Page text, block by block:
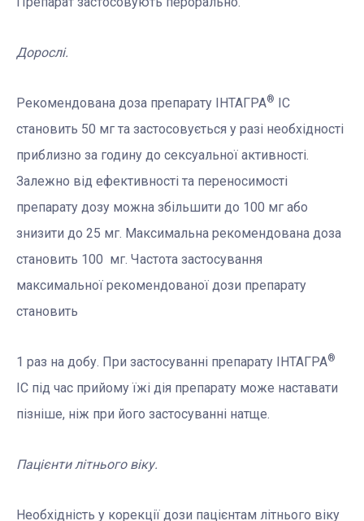
Дорослі.
Рекомендована доза препарату ІНТАГРА® ІС
становить 50 мг та застосовується у разі необхідності
приблизно за годину до сексуальної активності.
Залежно від ефективності та переносимості
препарату дозу можна збільшити до 100 мг або
знизити до 25 мг. Максимальна рекомендована доза
становить 100 мг. Частота застосування
максимальної рекомендованої дози препарату
становить
1 раз на добу. При застосуванні препарату ІНТАГРА®
ІС під час прийому їжі дія препарату може наставати
пізніше, ніж при його застосуванні натще.
Пацієнти літнього віку.
Необхідність у корекції дози пацієнтам літнього віку